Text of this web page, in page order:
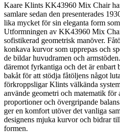
Kaare Klints KK43960 Mix Chair
samlare sedan den presenterades
lika mycket för sin eleganta form
Utformningen av KK43960 Mix
sofistikerad geometrisk manöver.
konkava kurvor som upprepas och
de bildar huvudramen och
däremot fyrkantiga och det är enbart
bakåt för att stödja fåtöljens något
förkroppsligar Klints välkända
använde geometri och matematik för
proportioner och övergripande
ger en komfort utöver det vanliga
designens mjuka kurvor och bidrar
formen.